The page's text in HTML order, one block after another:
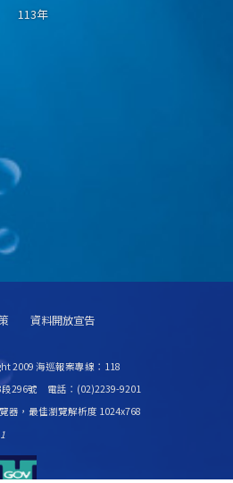
113年
資料開放宣告
2009 海巡報案專線：118
段296號 電話：(02)2239-9201
器，最佳瀏覽解析度 1024x768
1